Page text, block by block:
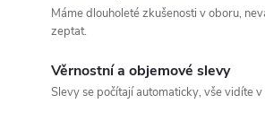
Máme dlouholeté zkušenosti v oboru,
zeptat.
Věrnostní a objemové slevy
Slevy se počítají automaticky, vše vidíte v